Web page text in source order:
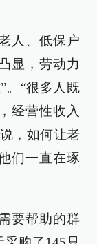
人、低保户
显，劳动力
。“很多人既
经营性收入
，如何让老
们一直在琢
要帮助的群